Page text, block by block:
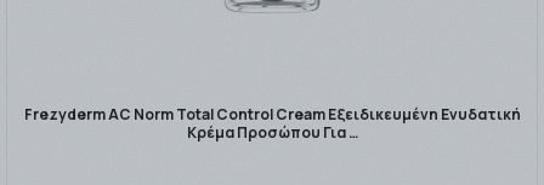
Frezyderm AC Νorm Total Control Cream Εξειδικευμένη Ενυδατική
Κρέμα Προσώπου Για …